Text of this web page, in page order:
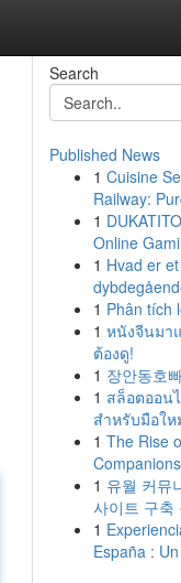
Search
Published News
1 Cuisine
Railway:
1
Online
1 Hvad er
1 Phân tích
1 หนังจีนมา
ต้องดู!
1 장안동호
1 สล็อตออน
สำหรับมือให
1 The Rise
Companions
1 유월 커뮤
사이트 구축
1
España :